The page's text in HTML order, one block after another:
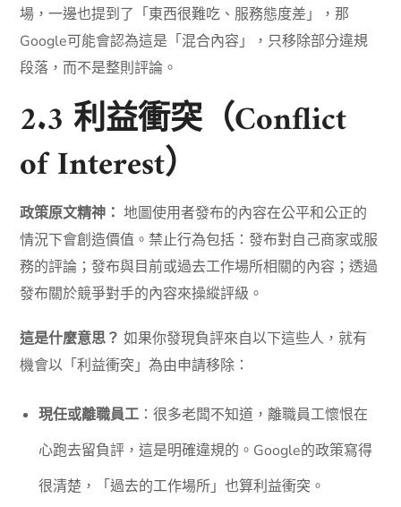
場，一邊也提到了「東西很難吃、服務態度差」，那
Google可能會認為這是「混合內容」，只移除部分違規
段落，而不是整則評論。
2.3 利益衝突（Conflict
of Interest）
政策原文精神： 地圖使用者發布的內容在公平和公正的
情況下會創造價值。禁止行為包括：發布對自己商家或服
務的評論；發布與目前或過去工作場所相關的內容；透過
發布關於競爭對手的內容來操縱評級。
這是什麼意思？ 如果你發現負評來自以下這些人，就有
機會以「利益衝突」為由申請移除：
現任或離職員工 ：很多老闆不知道，離職員工懷恨在
心跑去留負評，這是明確違規的。Google的政策寫得
很清楚，「過去的工作場所」也算利益衝突。